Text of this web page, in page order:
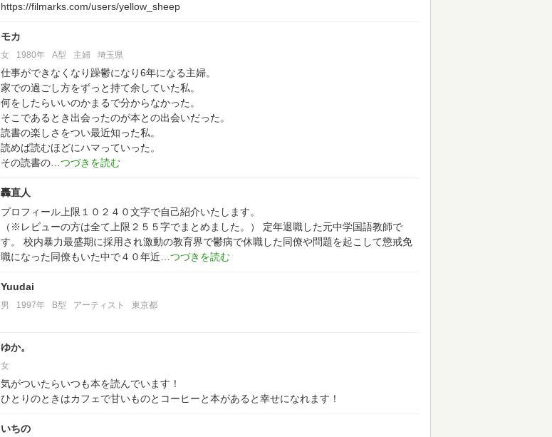
https://filmarks.com/users/yellow_sheep
モカ
女 1980年 A型 主婦 埼玉県
仕事ができなくなり躁鬱になり6年になる主婦。
家での過ごし方をずっと持て余していた私。
何をしたらいいのかまるで分からなかった。
そこであるとき出会ったのが本との出会いだった。
読書の楽しさをつい最近知った私。
読めば読むほどにハマっていった。
その読書の
轟直人
プロフィール上限１０２４０文字で自己紹介いたします。
（※レビューの方は全て上限２５５字でまとめました。）
定年退職した元中学国語教師で
す。
校内暴力最盛期に採用され激動の教育界で鬱病で休職した同僚や問題を起こして懲戒免
職になった同僚もいた中で４０年近
Yuudai
男 1997年 B型 アーティスト 東京都
ゆか。
女
気がついたらいつも本を読んでいます！
ひとりのときはカフェで甘いものとコーヒーと本があると幸せになれます！
いちの